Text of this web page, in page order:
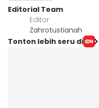
Editorial Team
Editor
Zahrotustianah
Tonton lebih seru di